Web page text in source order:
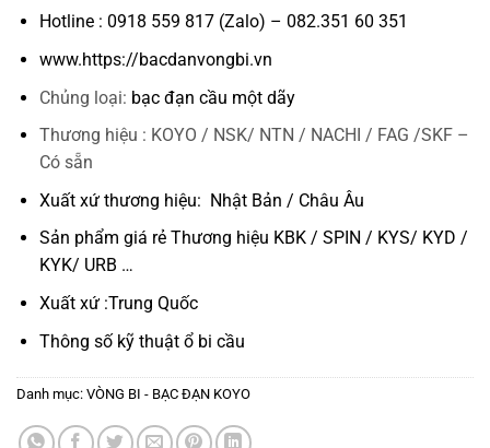
Hotline : 0918 559 817 (Zalo) – 082.351 60 351
www.https://bacdanvongbi.vn
Chủng loại: bạc đạn cầu một dãy
Thương hiệu : KOYO / NSK/ NTN / NACHI / FAG /SKF –
Có sẵn
Xuất xứ thương hiệu: Nhật Bản / Châu Âu
Sản phẩm giá rẻ Thương hiệu KBK / SPIN / KYS/ KYD /
KYK/ URB …
Xuất xứ :Trung Quốc
Thông số kỹ thuậtổ bi cầu
Danh mục: VÒNG BI - BẠC ĐẠN KOYO